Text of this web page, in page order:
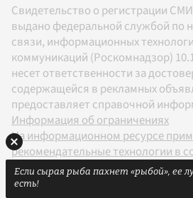
Свидетельство о регистрации
выдано федеральной службой по
связи, информационных
коммуникаций (Роскомнадзор)
несет ответственности за
содержащейся в рекламных
предоставляет справочной
Информация об ограничениях
На информационном ресурсе
рекомендательные технологии в
Правилами
Если сырая рыба пахнет «рыбой», ее
есть!